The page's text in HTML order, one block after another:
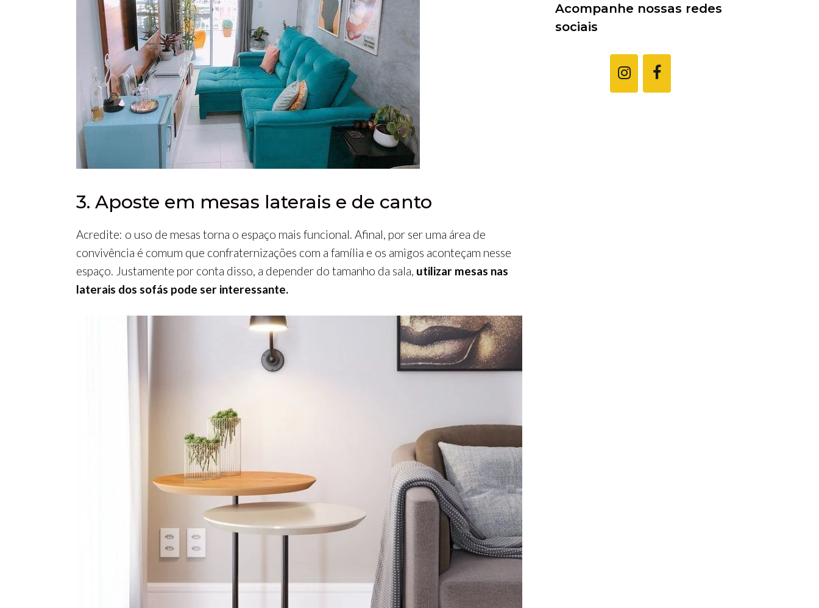
3. Aposte em mesas laterais e de canto
Acredite: o uso de mesas torna o espaço mais funcional. Afinal, por ser uma área de
convivência é comum que confraternizações com a família e os amigos aconteçam nesse
espaço. Justamente por conta disso, a depender do tamanho da sala, utilizar mesas nas
laterais dos sofás pode ser interessante.
Acompanhe nossas redes
sociais